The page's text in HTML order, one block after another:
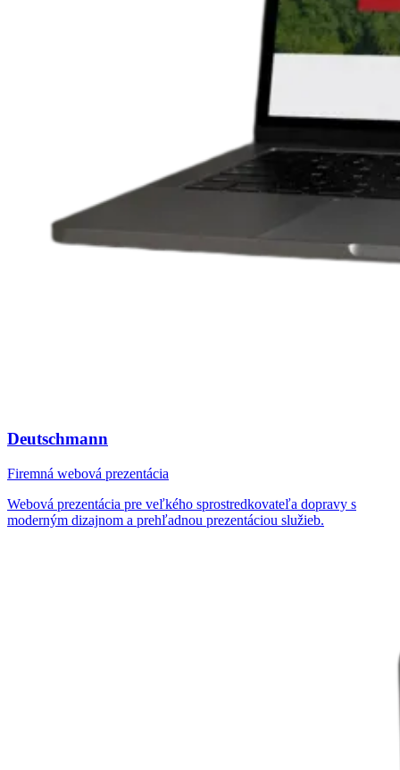
Deutschmann
Firemná webová prezentácia
Webová prezentácia pre veľkého sprostredkovateľa dopravy s
moderným dizajnom a prehľadnou prezentáciou služieb.